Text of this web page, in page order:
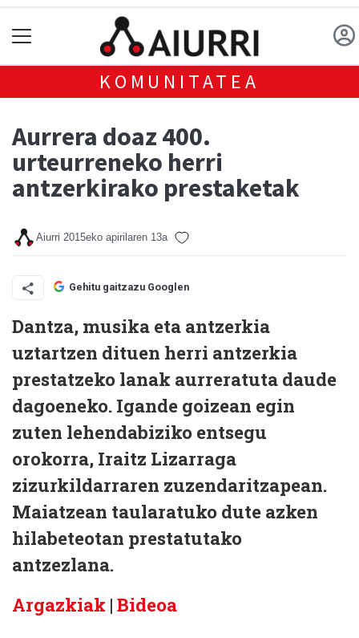
KOMUNITATEA
Aurrera doaz 400.
urteurreneko herri
antzerkirako prestaketak
Aiurri 2015eko apirilaren 13a
Gehitu gaitzazu Googlen
Dantza, musika eta antzerkia
uztartzen dituen herri antzerkia
prestatzeko lanak aurreratuta daude
dagoeneko. Igande goizean egin
zuten lehendabiziko entsegu
orokorra, Iraitz Lizarraga
zizurkildarraren zuzendaritzapean.
Maiatzean taularatuko dute azken
hilabeteotan prestatutako
antzezlana.
Argazkiak | Bideoa